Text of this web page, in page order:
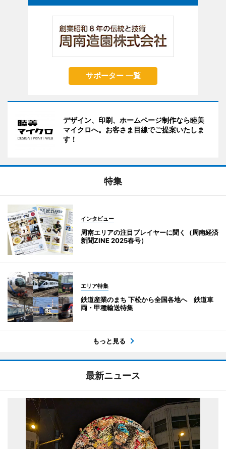
サポーター 一覧
デザイン、印刷、ホームページ制作なら睦美
マイクロへ。お客さま目線でご提案いたしま
す！
特集
インタビュー
周南エリアの注目プレイヤーに聞く（周南経済
新聞ZINE 2025春号）
エリア特集
鉄道産業のまち 下松から全国各地へ 鉄道車
両・甲種輸送特集
もっと見る
最新ニュース